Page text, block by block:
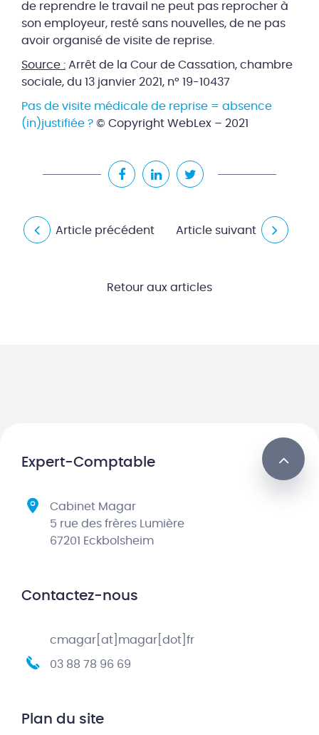
de reprendre le travail ne peut pas reprocher à
son employeur, resté sans nouvelles, de ne pas
avoir organisé de visite de reprise.
Source : Arrêt de la Cour de Cassation, chambre
sociale, du 13 janvier 2021, n° 19-10437
Pas de visite médicale de reprise = absence
(in)justifiée ? © Copyright WebLex – 2021
Article précédent Article suivant
Retour aux articles
Expert-Comptable
Cabinet Magar
5 rue des frères Lumière
67201 Eckbolsheim
Contactez-nous
cmagar[at]magar[dot]fr
03 88 78 96 69
Plan du site